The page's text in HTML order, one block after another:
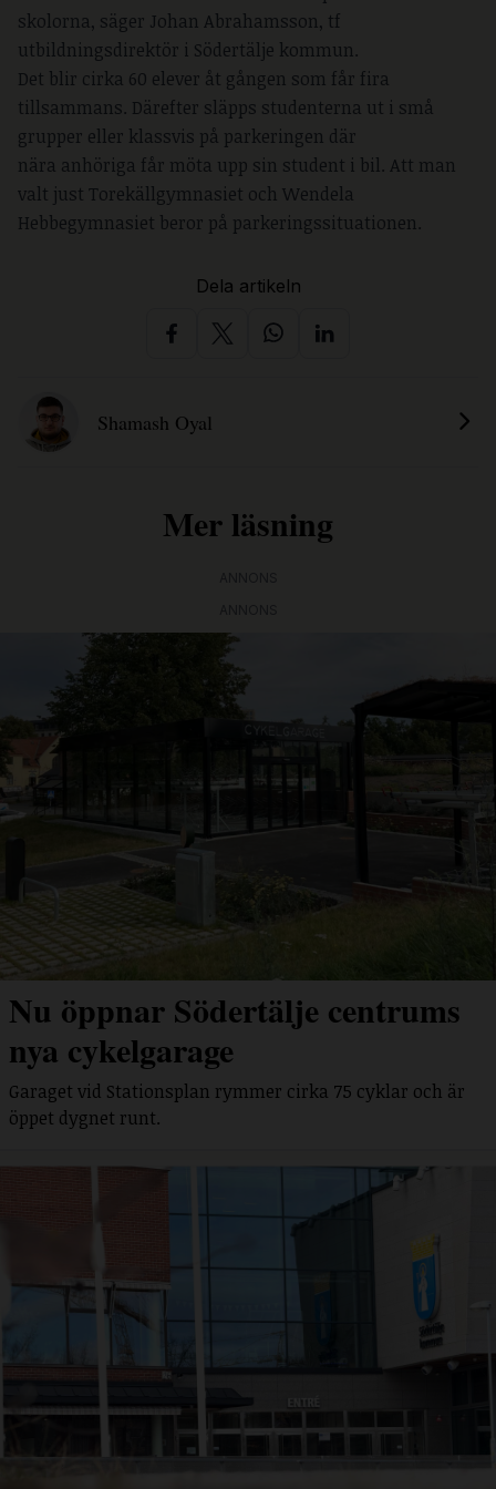
skolorna, säger Johan Abrahamsson, tf
utbildningsdirektör i Södertälje kommun.
Det blir cirka 60 elever åt gången som får fira
tillsammans. Därefter släpps studenterna ut i små
grupper eller klassvis på parkeringen där
nära anhöriga får möta upp sin student i bil. Att man
valt just Torekällgymnasiet och Wendela
Hebbegymnasiet beror på parkeringssituationen.
Dela artikeln
Shamash Oyal
Mer läsning
Nu öppnar Södertälje centrums
nya cykelgarage
Garaget vid Stationsplan rymmer cirka 75 cyklar och är
öppet dygnet runt.